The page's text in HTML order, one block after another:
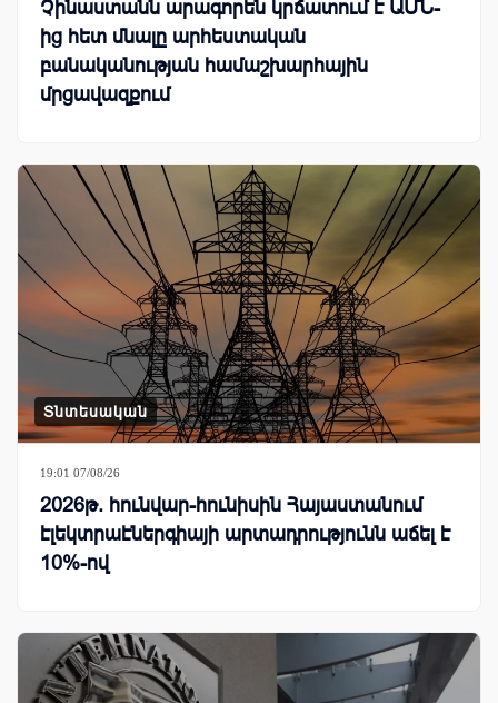
Չինաստանն արագորեն կրճատում է ԱՄՆ-
ից հետ մնալը արհեստական
բանականության համաշխարհային
մրցավազքում
Տնտեսական
19:01 07/08/26
2026թ. հունվար-հունիսին Հայաստանում
էլեկտրաէներգիայի արտադրությունն աճել է
10%-ով